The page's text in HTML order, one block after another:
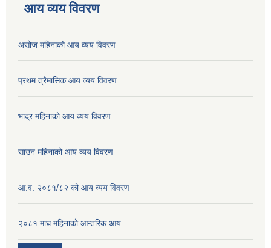
आय व्यय विवरण
असोज महिनाको आय व्यय विवरण
प्रथम त्रैमासिक आय व्यय विवरण
भाद्र महिनाको आय व्यय विवरण
साउन महिनाको आय व्यय विवरण
आ.व. २०८१/८२ को आय व्यय विवरण
२०८१ माघ महिनाको आन्तरिक आय